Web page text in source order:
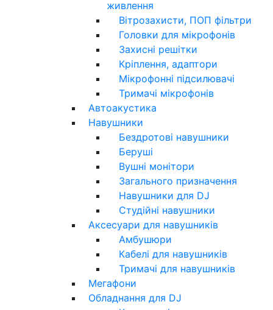
живлення
Вітрозахисти, ПОП фільтри
Головки для мікрофонів
Захисні решітки
Кріплення, адаптори
Мікрофонні підсилювачі
Тримачі мікрофонів
Автоакустика
Навушники
Бездротові навушники
Беруші
Вушні монітори
Загального призначення
Навушники для DJ
Студійні навушники
Аксесуари для навушників
Амбушюри
Кабелі для навушників
Тримачі для навушників
Мегафони
Обладнання для DJ